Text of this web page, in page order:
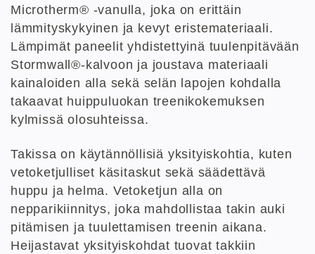
Microtherm® -vanulla, joka on erittäin
lämmityskykyinen ja kevyt eristemateriaali.
Lämpimät paneelit yhdistettyinä tuulenpitävään
Stormwall®-kalvoon ja joustava materiaali
kainaloiden alla sekä selän lapojen kohdalla
takaavat huippuluokan treenikokemuksen
kylmissä olosuhteissa.
Takissa on käytännöllisiä yksityiskohtia, kuten
vetoketjulliset käsitaskut sekä säädettävä
huppu ja helma. Vetoketjun alla on
nepparikiinnitys, joka mahdollistaa takin auki
pitämisen ja tuulettamisen treenin aikana.
Heijastavat yksityiskohdat tuovat takkiin